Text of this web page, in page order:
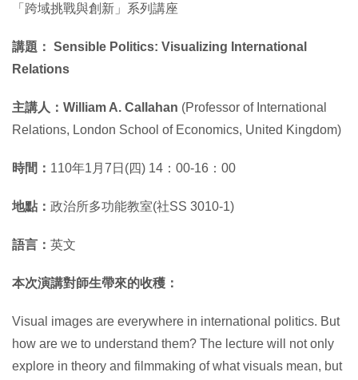
「跨域挑戰與創新」系列講座
講題： Sensible Politics: Visualizing International
Relations
主講人：William A. Callahan (Professor of International
Relations, London School of Economics, United Kingdom)
時間： 110年1月7日(四) 14：00-16：00
地點： 政治所多功能教室(社SS 3010-1)
語言： 英文
本次演講對師生帶來的收穫 ：
Visual images are everywhere in international politics. But
how are we to understand them? The lecture will not only
explore in theory and filmmaking of what visuals mean, but